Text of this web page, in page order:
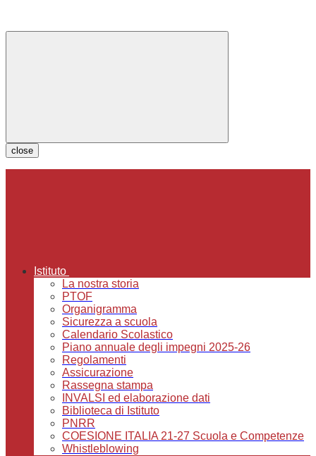
close
Istituto
La nostra storia
PTOF
Organigramma
Sicurezza a scuola
Calendario Scolastico
Piano annuale degli impegni 2025-26
Regolamenti
Assicurazione
Rassegna stampa
INVALSI ed elaborazione dati
Biblioteca di Istituto
PNRR
COESIONE ITALIA 21-27 Scuola e Competenze
Whistleblowing